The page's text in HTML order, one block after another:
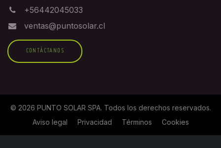
+56442045033
ventas@puntosolar.cl
CONTÁCTANOS
© 2026 PUNTO SOLAR SPA. Todos los derechos reservados.
Aviso legal
Privacidad Términos Cookies